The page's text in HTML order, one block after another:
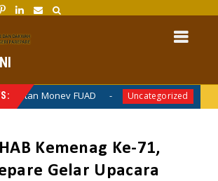
FUAD Uncategorized
Kemenag Ke-71,
Gelar Upacara